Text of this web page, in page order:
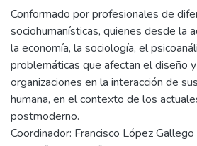
Conformado por profesionales de
sociohumanísticas, quienes desde la
la economía, la sociología, el
problemáticas que afectan el diseño
organizaciones en la interacción de
humana, en el contexto de los
postmoderno.
Coordinador: Francisco López Gallego